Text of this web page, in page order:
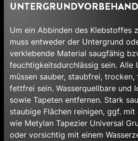
Um ein Abbinden des Klebstoffes
muss entweder der Untergrund
verklebende Material saugfähig
feuchtigkeitsdurchlässig sein. Alle
müssen sauber, staubfrei,
fettfrei sein. Wasserquellbare und
sowie Tapeten entfernen. Stark
staubige Flächen reinigen, ggf. mit
wie Metylan Tapezier Universal
oder vorsichtig mit einem